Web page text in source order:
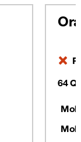
64